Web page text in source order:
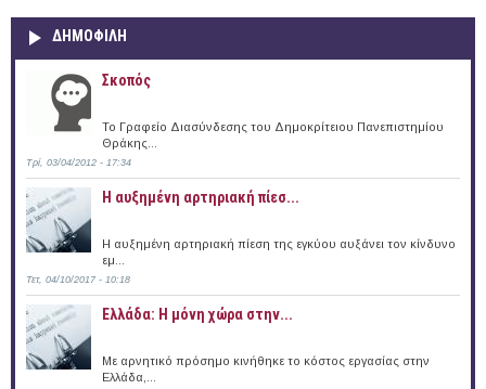
ΔΗΜΟΦΙΛΗ
Σκοπός
Το Γραφείο Διασύνδεσης του Δημοκρίτειου Πανεπιστημίου
Θράκης...
Τρί, 03/04/2012 - 17:34
Η αυξημένη αρτηριακή πίεσ...
Η αυξημένη αρτηριακή πίεση της εγκύου αυξάνει τον κίνδυνο
εμ...
Τετ, 04/10/2017 - 10:18
Ελλάδα: Η μόνη χώρα στην...
Με αρνητικό πρόσημο κινήθηκε το κόστος εργασίας στην
Ελλάδα,...